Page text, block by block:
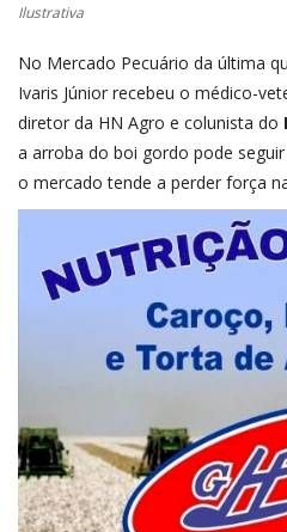
Ilustrativa
No Mercado Pecuário da última
Ivaris Júnior recebeu o médico-
diretor da HN Agro e colunista do
a arroba do boi gordo pode
o mercado tende a perder força